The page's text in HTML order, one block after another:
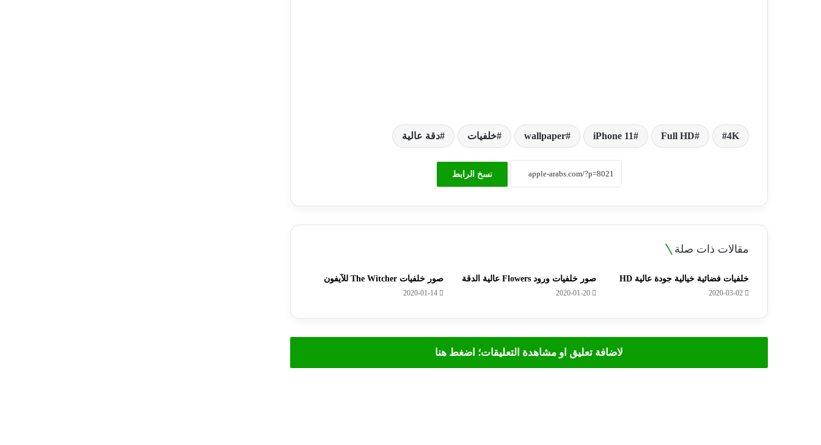
4K
Full HD
iPhone 11
wallpaper خلفيات دقة عالية
نسخ الرابط
مقالات ذات صلة
خلفيات فضائية خيالية جودة عالية HD
2020-03-02
صور خلفيات ورود Flowers عالية الدقة
2020-01-20
صور خلفيات The Witcher للآيفون
2020-01-14
لاضافة تعليق او مشاهدة التعليقات؛ اضغط هنا